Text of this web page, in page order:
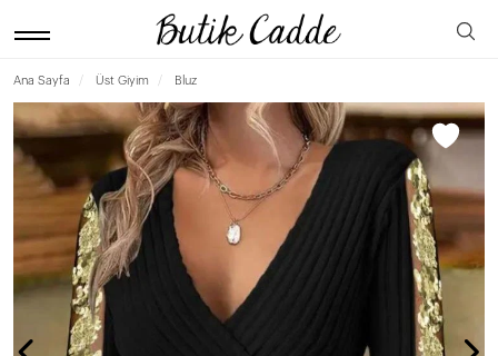
Ana Sayfa Üst Giyim Bluz